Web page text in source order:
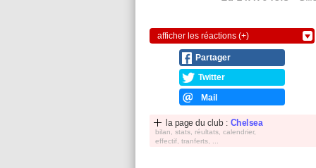
afficher les réactions (+)
Partager
Twitter
Mail
la page du club : Chelsea
bilan, stats, réultats, calendrier,
effectif, tranferts, ...